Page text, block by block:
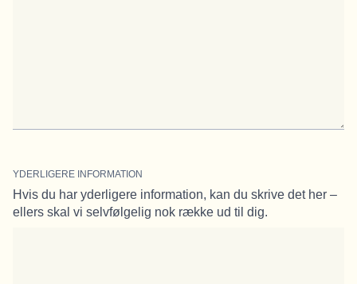
YDERLIGERE INFORMATION
Hvis du har yderligere information, kan du skrive det her –
ellers skal vi selvfølgelig nok række ud til dig.